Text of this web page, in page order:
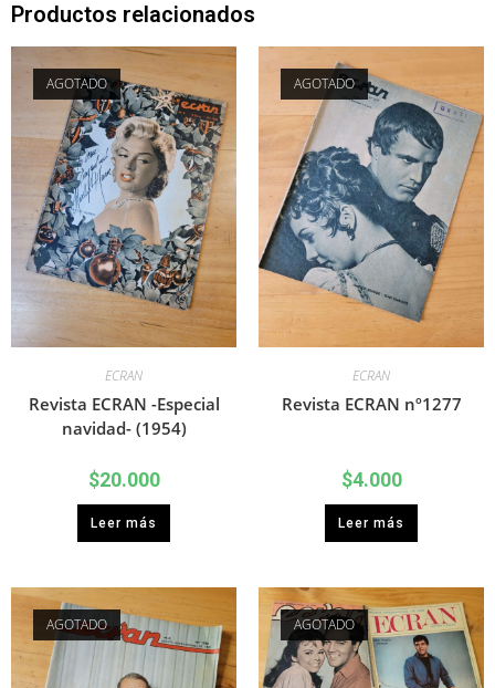
Productos relacionados
AGOTADO
ECRAN
Revista ECRAN -Especial
navidad- (1954)
$20.000
Leer más
AGOTADO
ECRAN
Revista ECRAN nº1277
$4.000
Leer más
AGOTADO AGOTADO